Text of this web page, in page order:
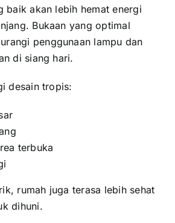
baik akan lebih hemat energi
Bukaan yang optimal
penggunaan lampu dan
di siang hari.
desain tropis:
terbuka
rumah juga terasa lebih sehat
dihuni.